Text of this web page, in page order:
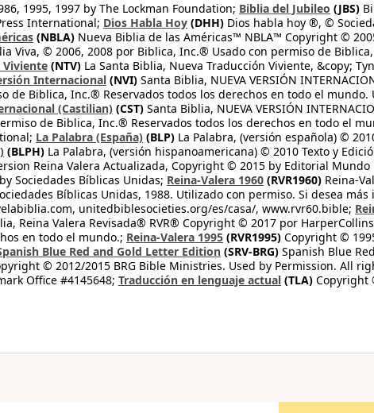
1995, 1997 by The Lockman Foundation; Biblia del Jubileo (JBS)
International; Dios Habla Hoy (DHH) Dios habla hoy ®, ©
(NBLA) Nueva Biblia de las Américas™ NBLA™ Copyright ©
Viva, © 2006, 2008 por Biblica, Inc.® Usado con permiso de
Viviente (NTV) La Santa Biblia, Nueva Traducción Viviente, &copy;
Internacional (NVI) Santa Biblia, NUEVA VERSIÓN
de Biblica, Inc.® Reservados todos los derechos en todo el mundo.
(Castilian) (CST) Santa Biblia, NUEVA VERSIÓN
de Biblica, Inc.® Reservados todos los derechos en todo el
La Palabra (España) (BLP) La Palabra, (versión española) ©
(BLPH) La Palabra, (versión hispanoamericana) © 2010 Texto y
Reina Valera Actualizada, Copyright © 2015 by Editorial Mundo
Sociedades Bíblicas Unidas; Reina-Valera 1960 (RVR1960) Reina-
Bíblicas Unidas, 1988. Utilizado con permiso. Si desea
unitedbiblesocieties.org/es/casa/, www.rvr60.bible;
Reina Valera Revisada® RVR® Copyright © 2017 por
en todo el mundo.; Reina-Valera 1995 (RVR1995) Copyright ©
Blue Red and Gold Letter Edition (SRV-BRG) Spanish Blue
© 2012/2015 BRG Bible Ministries. Used by Permission. All
Office #4145648; Traducción en lenguaje actual (TLA) Copyright